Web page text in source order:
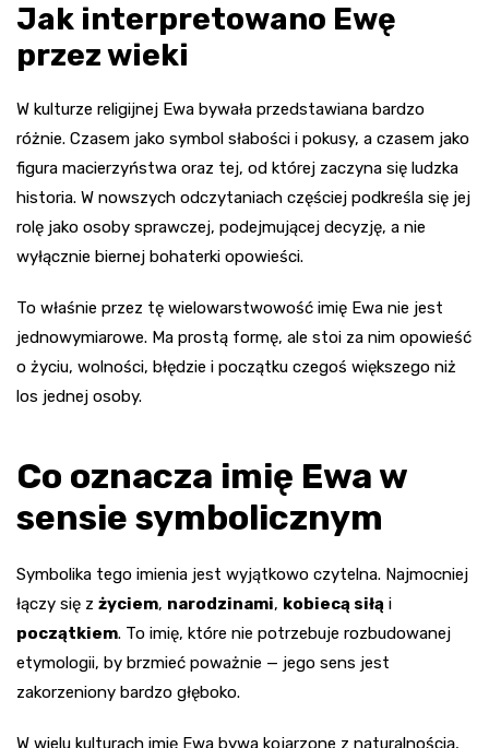
Jak interpretowano Ewę
przez wieki
W kulturze religijnej Ewa bywała przedstawiana bardzo
różnie. Czasem jako symbol słabości i pokusy, a czasem jako
figura macierzyństwa oraz tej, od której zaczyna się ludzka
historia. W nowszych odczytaniach częściej podkreśla się jej
rolę jako osoby sprawczej, podejmującej decyzję, a nie
wyłącznie biernej bohaterki opowieści.
To właśnie przez tę wielowarstwowość imię Ewa nie jest
jednowymiarowe. Ma prostą formę, ale stoi za nim opowieść
o życiu, wolności, błędzie i początku czegoś większego niż
los jednej osoby.
Co oznacza imię Ewa w
sensie symbolicznym
Symbolika tego imienia jest wyjątkowo czytelna. Najmocniej
łączy się z życiem, narodzinami, kobiecą siłą i
początkiem. To imię, które nie potrzebuje rozbudowanej
etymologii, by brzmieć poważnie — jego sens jest
zakorzeniony bardzo głęboko.
W wielu kulturach imię Ewa bywa kojarzone z naturalnością,